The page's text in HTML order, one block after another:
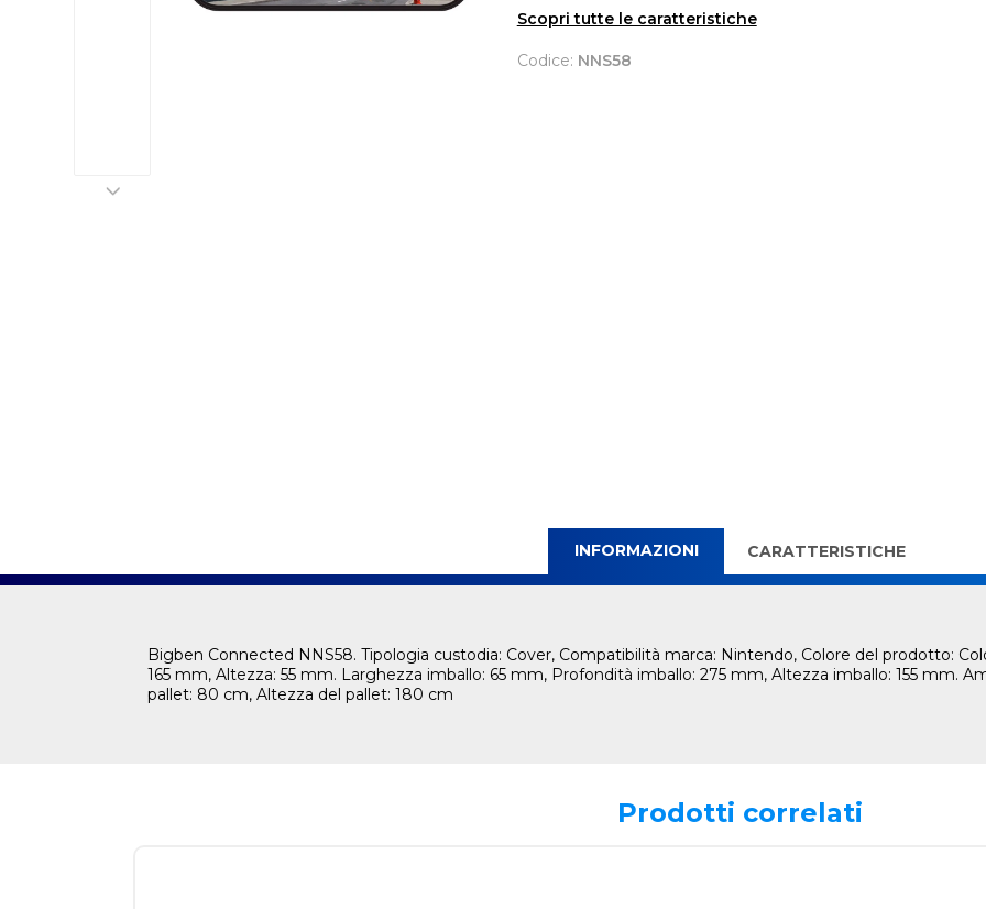
Scopri tutte le caratteristiche
Codice: NNS58
INFORMAZIONI CARATTERISTICHE
Bigben Connected NNS58. Tipologia custodia: Cover, Compatibilità marca: Nintendo, Colore del prodotto:
165 mm, Altezza: 55 mm. Larghezza imballo: 65 mm, Profondità imballo: 275 mm, Altezza imballo: 155 mm.
pallet: 80 cm, Altezza del pallet: 180 cm
Prodotti correlati